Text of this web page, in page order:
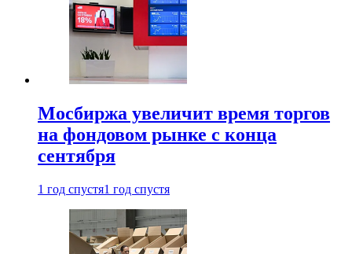
Мосбиржа увеличит время торгов
на фондовом рынке с конца
сентября
1 год спустя1 год спустя